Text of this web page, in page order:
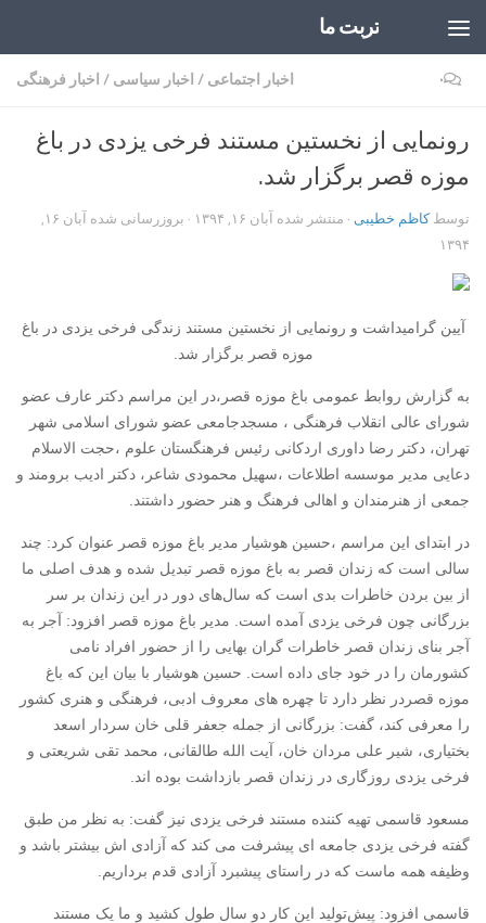
تربت ما
اخبار اجتماعی / اخبار سیاسی / اخبار فرهنگی ۰
رونمایی از نخستین مستند فرخی یزدی در باغ
موزه قصر برگزار شد.
توسطکاظم خطیبی · منتشر شده آبان ۱۶, ۱۳۹۴ · بروزرسانی شده
آبان ۱۶,
۱۳۹۴
آیین گرامیداشت و رونمایی از نخستین مستند زندگی فرخی یزدی در باغ
موزه قصر برگزار شد.
به گزارش روابط عمومی باغ موزه قصر،در این مراسم دکتر عارف عضو
شورای عالی انقلاب فرهنگی ، مسجدجامعی عضو شورای اسلامی شهر
تهران، دکتر رضا داوری اردکانی رئیس فرهنگستان علوم ،حجت الاسلام
دعایی مدیر موسسه اطلاعات ،سهیل محمودی شاعر، دکتر ادیب برومند و
جمعی از هنرمندان و اهالی فرهنگ و هنر حضور داشتند.
در ابتدای این مراسم ،حسین هوشیار مدیر باغ موزه قصر عنوان کرد: چند
سالی است که زندان قصر به باغ موزه قصر تبدیل شده و هدف اصلی ما
از بین بردن خاطرات بدی است که سال‌های دور در این زندان بر سر
بزرگانی چون فرخی یزدی آمده است. مدیر باغ موزه قصر افزود: آجر به
آجر بنای زندان قصر خاطرات گران بهایی را از حضور افراد نامی
کشورمان را در خود جای داده است. حسین هوشیار با بیان این که باغ
موزه قصردر نظر دارد تا چهره های معروف ادبی، فرهنگی و هنری کشور
را معرفی کند، گفت: بزرگانی از جمله جعفر قلی خان سردار اسعد
بختیاری، شیر علی مردان خان، آیت الله طالقانی، محمد تقی شریعتی و
فرخی یزدی روزگاری در زندان قصر بازداشت بوده اند.
مسعود قاسمی تهیه کننده مستند فرخی یزدی نیز گفت: به نظر من طبق
گفته فرخی یزدی جامعه ای پیشرفت می کند که آزادی اش بیشتر باشد و
وظیفه همه ماست که در راستای پیشبرد آزادی قدم برداریم.
قاسمی افزود: پیش‌تولید این کار دو سال طول کشید و ما یک مستند